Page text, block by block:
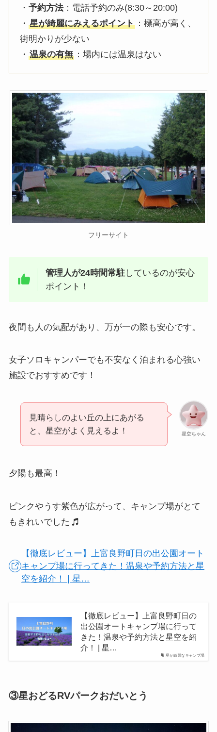
・予約方法：電話予約のみ(8:30～20:00)
・星が綺麗にみえるポイント ：標高が高く、
街明かりが少ない
・温泉の有無 ：場内には温泉はない
フリーサイト
管理人が24時間常駐 しているのが安心
ポイント！
夜間も人の気配があり、万が一の際も安心です。
女子ソロキャンパーでも不安なく泊まれる心強い
施設でおすすめです！
星空ちゃん
見晴らしのよい丘の上にあがる
と、星空がよく見えるよ！
夕陽も最高！
ピンクやうす紫色が広がって、キャンプ場がとて
もきれいでした
【徹底レビュー】上富良野町日の出公園オート
キャンプ場に行ってきた！温泉や予約方法と星
空を紹介！ | 星…
星が綺麗なキャンプ場
【徹底レビュー】上富良野町日の
出公園オートキャンプ場に行って
きた！温泉や予約方法と星空を紹
介！ | 星…
③星おどるRVパークおだいとう